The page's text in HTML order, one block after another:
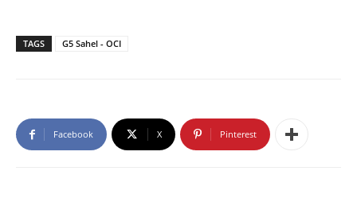
TAGS G5 Sahel - OCI
Facebook X Pinterest